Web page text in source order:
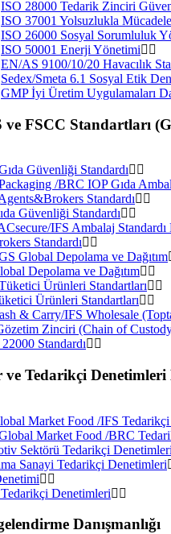
ISO 28000 Tedarik Zinciri
ISO 37001 Yolsuzlukla
ISO 26000 Sosyal Sorumluluk
ISO 50001 Enerji Yönetimi
EN/AS 9100/10/20 Havacılık
Sedex/Smeta 6.1 Sosyal Etik
GMP İyi Üretim Uygulamaları
FSCC Standartları
Güvenliği Standardı
/BRC IOP Gıda
Standardı
Güvenliği Standardı
IFS Ambalaj Standardı
Standardı
Global Depolama ve Dağıtım
Depolama ve Dağıtım
Ürünleri Standartları
Ürünleri Standartları
& Carry/IFS Wholesale
Zinciri (Chain of
Standardı
Tedarikçi Denetimleri
Market Food /IFS
Market Food /BRC
Sektörü Tedarikçi Denetimleri
Sanayi Tedarikçi Denetimleri
Denetimleri
Danışmanlığı